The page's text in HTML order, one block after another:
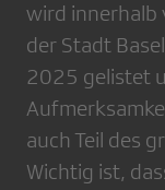
wird innerhalb
der Stadt
2025 gelistet
auch Teil des
Wichtig ist,